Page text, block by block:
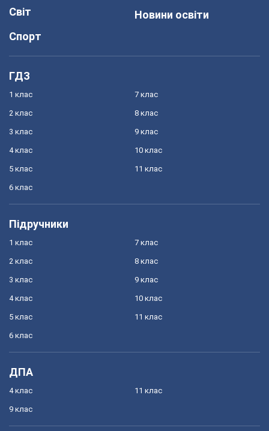
Світ
Спорт
Новини освіти
ГДЗ
1 клас
2 клас
3 клас
4 клас
5 клас
6 клас
7 клас
8 клас
9 клас
10 клас
11 клас
Підручники
1 клас
2 клас
3 клас
4 клас
5 клас
6 клас
7 клас
8 клас
9 клас
10 клас
11 клас
ДПА
4 клас
9 клас
11 клас